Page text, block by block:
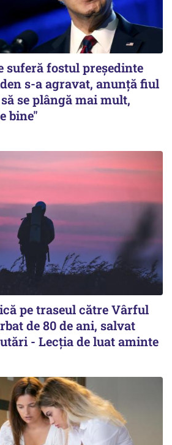
suferă fostul preşedinte
s-a agravat, anunță fiul
se plângă mai mult,
bine"
pe traseul către Vârful
de 80 de ani, salvat
- Lecția de luat aminte